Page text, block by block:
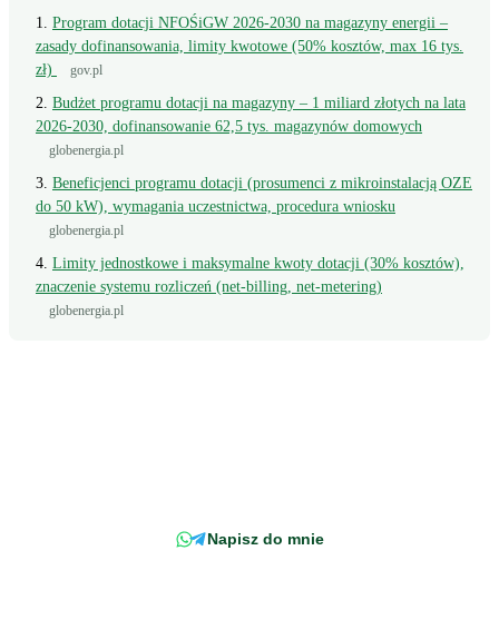
Program dotacji NFOŚiGW 2026-2030 na magazyny energii –
zasady dofinansowania, limity kwotowe (50% kosztów, max 16 tys.
zł)
gov.pl
Budżet programu dotacji na magazyny – 1 miliard złotych na lata
2026-2030, dofinansowanie 62,5 tys. magazynów domowych
globenergia.pl
Beneficjenci programu dotacji (prosumenci z mikroinstalacją OZE
do 50 kW), wymagania uczestnictwa, procedura wniosku
globenergia.pl
Limity jednostkowe i maksymalne kwoty dotacji (30% kosztów),
znaczenie systemu rozliczeń (net-billing, net-metering)
globenergia.pl
Napisz do mnie